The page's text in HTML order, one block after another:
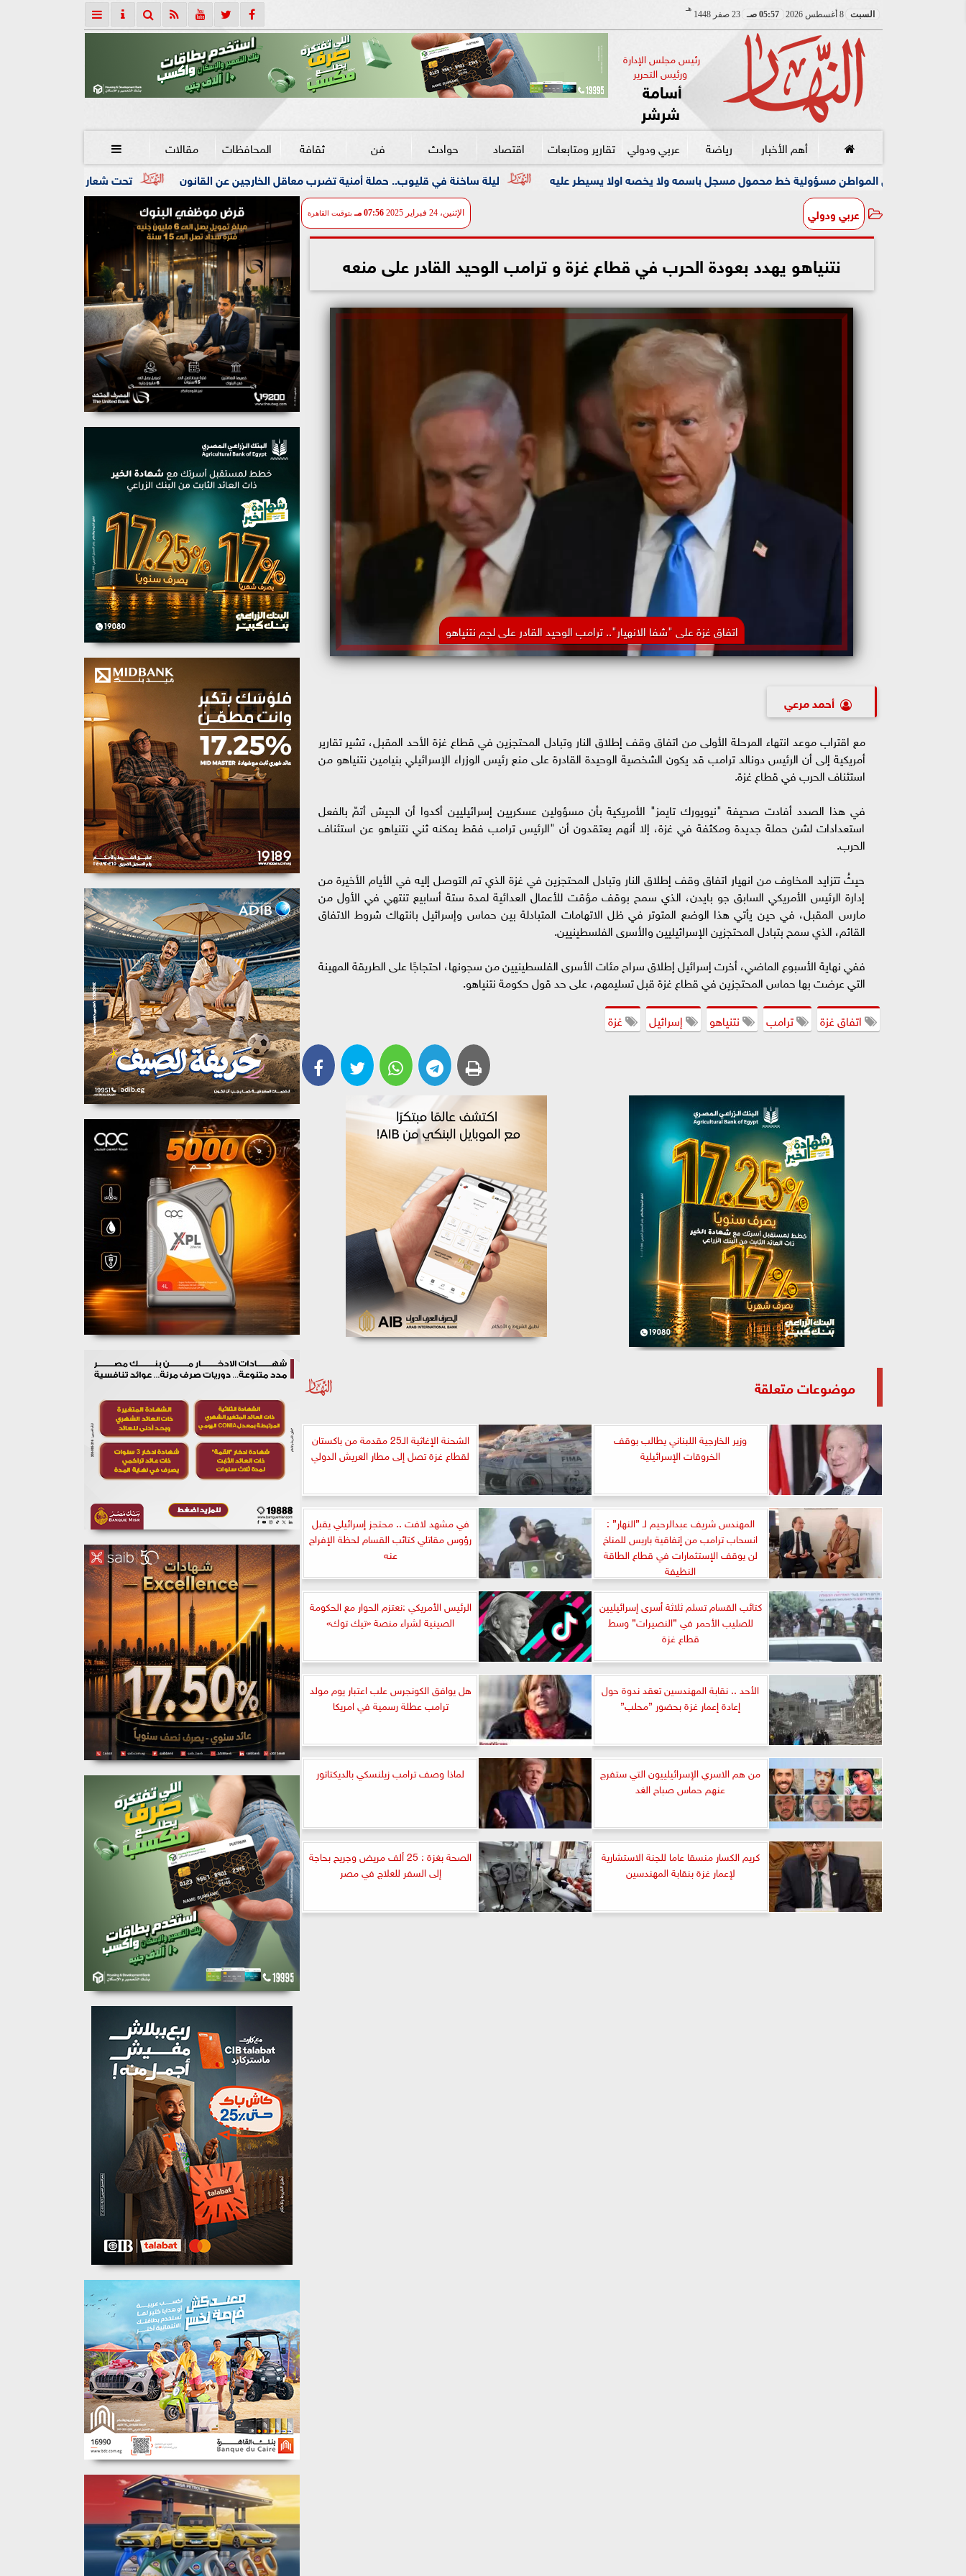
السبت 8 أغسطس 2026 05:57 صـ 23 صفر 1448
هـ
رئيس مجلس الإدارة
ورئيس التحرير
أسامة
شرشر
أهم الأخبار رياضة عربي ودولي تقارير ومتابعات اقتصاد حوادث فن ثقافة المحافظات مقالات 
تحت شعار «خدمة بيوت الله شرف».. محافظ ليلة ساخنة في قليوب.. حملة أمنية تضرب معاقل الخارجين عن القانون مسؤولية خط محمول مسجل باسمه ولا يخصه اولا يسيطر عليه
عربي ودولي الإثنين، 24 فبراير 2025 07:56 مـ بتوقيت القاهرة
نتنياهو يهدد بعودة الحرب في قطاع غزة و ترامب الوحيد القادر على منعه
اتفاق غزة على "شفا الانهيار".. ترامب الوحيد القادر على لجم نتنياهو
أحمد مرعي
مع اقتراب موعد انتهاء المرحلة الأولى من اتفاق وقف إطلاق النار وتبادل المحتجزين في قطاع غزة الأحد المقبل، تشير تقارير
أمريكية إلى أن الرئيس دونالد ترامب قد يكون الشخصية الوحيدة القادرة على منع رئيس الوزراء الإسرائيلي بنيامين نتنياهو من
استئناف الحرب في قطاع غزة.
في هذا الصدد أفادت صحيفة "نيويورك تايمز" الأمريكية بأن مسؤولين عسكريين إسرائيليين أكدوا أن الجيش أتمّ بالفعل
استعدادات لشن حملة جديدة ومكثفة في غزة، إلا أنهم يعتقدون أن "الرئيس ترامب فقط يمكنه ثني نتنياهو عن استئناف
الحرب.
حيثُ تتزايد المخاوف من انهيار اتفاق وقف إطلاق النار وتبادل المحتجزين في غزة الذي تم التوصل إليه في الأيام الأخيرة من
إدارة الرئيس الأمريكي السابق جو بايدن، الذي سمح بوقف مؤقت للأعمال العدائية لمدة ستة أسابيع تنتهي في الأول من
مارس المقبل، في حين يأتي هذا الوضع المتوتر في ظل الاتهامات المتبادلة بين حماس وإسرائيل بانتهاك شروط الاتفاق
القائم، الذي سمح بتبادل المحتجزين الإسرائيليين والأسرى الفلسطينيين.
ففي نهاية الأسبوع الماضي، أخرت إسرائيل إطلاق سراح مئات الأسرى الفلسطينيين من سجونها، احتجاجًا على الطريقة المهينة
التي عرضت بها حماس المحتجزين في قطاع غزة قبل تسليمهم، على حد قول حكومة نتنياهو.
اتفاق غزة
ترامب نتنياهو إسرائيل غزة
موضوعات متعلقة
وزير الخارجية اللبناني يطالب بوقف
الخروقات الإسرائيلية
الشحنة الإغاثية الـ25 مقدمة من باكستان
لقطاع غزة تصل إلى مطار العريش الدولي
المهندس شريف عبدالرحيم لـ ”النهار” :
انسحاب ترامب من إتفاقية باريس للمناخ
لن يوقف الإستثمارات في قطاع الطاقة
النظيفة
في مشهد لافت .. محتجز إسرائيلي يقبل
رؤوس مقاتلي كتائب القسام لحظة الإفراج
عنه
كتائب القسام تسلم ثلاثة أسرى إسرائيليين
للصليب الأحمر في ”النصيرات” وسط
قطاع غزة
الرئيس الأمريكي :نعتزم الحوار مع الحكومة
الصينية لشراء منصة «تيك توك»
الأحد .. نقابة المهندسين تعقد ندوة حول
إعادة إعمار غزة بحضور ”محلب”
هل يوافق الكونجرس علب اعتبار يوم مولد
ترامب عطلة رسمية في امريكا
من هم الاسري الإسرائيلييون التي ستفرج
عنهم حماس صباح الغد
لماذا وصف ترامب زيلنسكي بالديكتاتور
كريم الكسار منسقا عاما للجنة الاستشارية
لإعمار غزة بنقابة المهندسين
الصحة بغزة : 25 ألف مريض وجريح بحاجة
إلى السفر للعلاج في مصر